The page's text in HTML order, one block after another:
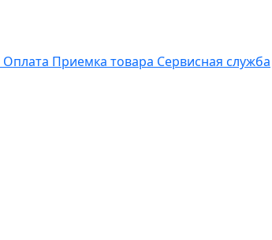
Оплата Приемка товара Сервисная служба